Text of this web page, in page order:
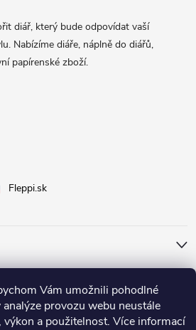
Vám umožnili pohodlné
provozu webu neustále
výkon a použitelnost. Více informací
diář, který bude odpovídat vaší
Nabízíme diáře, náplně do diářů,
papírenské zboží.
Fleppi.sk